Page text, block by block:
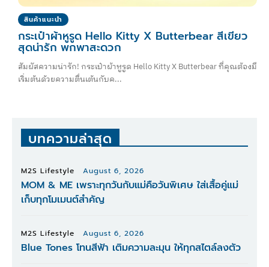
สินค้าแนะนำ
กระเป๋าผ้าหูรูด Hello Kitty X Butterbear สีเขียว
สุดน่ารัก พกพาสะดวก
สัมผัสความน่ารัก! กระเป๋าผ้าหูรูด Hello Kitty X Butterbear ที่คุณต้องมี
เริ่มต้นด้วยความตื่นเต้นกับค...
บทความล่าสุด
M2S Lifestyle August 6, 2026
MOM & ME เพราะทุกวันกับแม่คือวันพิเศษ ใส่เสื้อคู่แม่
เก็บทุกโมเมนต์สำคัญ
M2S Lifestyle August 6, 2026
Blue Tones โทนสีฟ้า เติมความละมุน ให้ทุกสไตล์ลงตัว